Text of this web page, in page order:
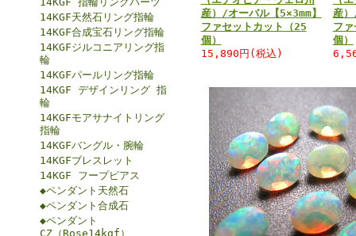
14KGF天然石リング指輪
14KGF合成宝石リング指輪
14KGFジルコニアリング指
輪
14KGFパールリング指輪
14KGF デザインリング 指
輪
14KGFモアサナイトリング
指輪
14KGFバングル・腕輪
14KGFブレスレット
14KGF フープピアス
◆ペンダント天然石
◆ペンダント合成石
◆ペンダント
CZ（Rose14kgf）
産）/オーバル【5×3mm】
ファセットカット（25
個）
15,890円(税込)
産）
フ
個）